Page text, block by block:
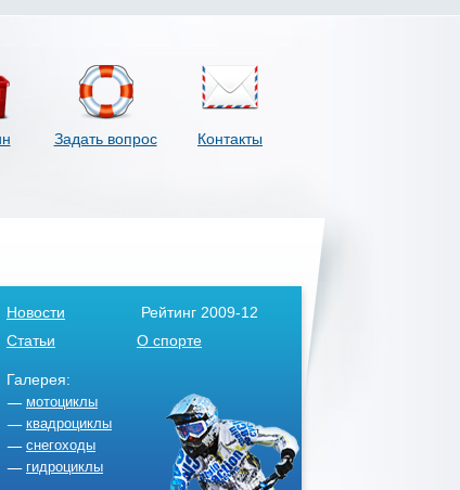
Задать вопрос Контакты
Новости
Рейтинг 2009-12
Статьи
О спорте
Галерея:
мотоциклы
квадроциклы
снегоходы
гидроциклы